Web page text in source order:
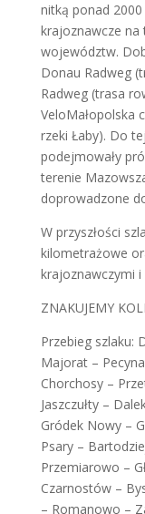
nitką ponad
krajoznawcze na
województw.
Donau Radweg
Radweg (trasa
VeloMałopolska
rzeki Łaby). Do
podejmowały
terenie
doprowadzone
W przyszłości
kilometrażowe
krajoznawczymi
ZNAKUJEMY
Przebieg szlaku:
Majorat –
Chorchosy –
Jaszczułty –
Gródek Nowy –
Psary –
Przemiarowo –
Czarnostów –
– Romanowo –